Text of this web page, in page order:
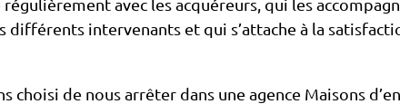
avec les acquéreurs, qui les
différents intervenants et qui s’attache à la
choisi de nous arrêter dans une agence Maisons